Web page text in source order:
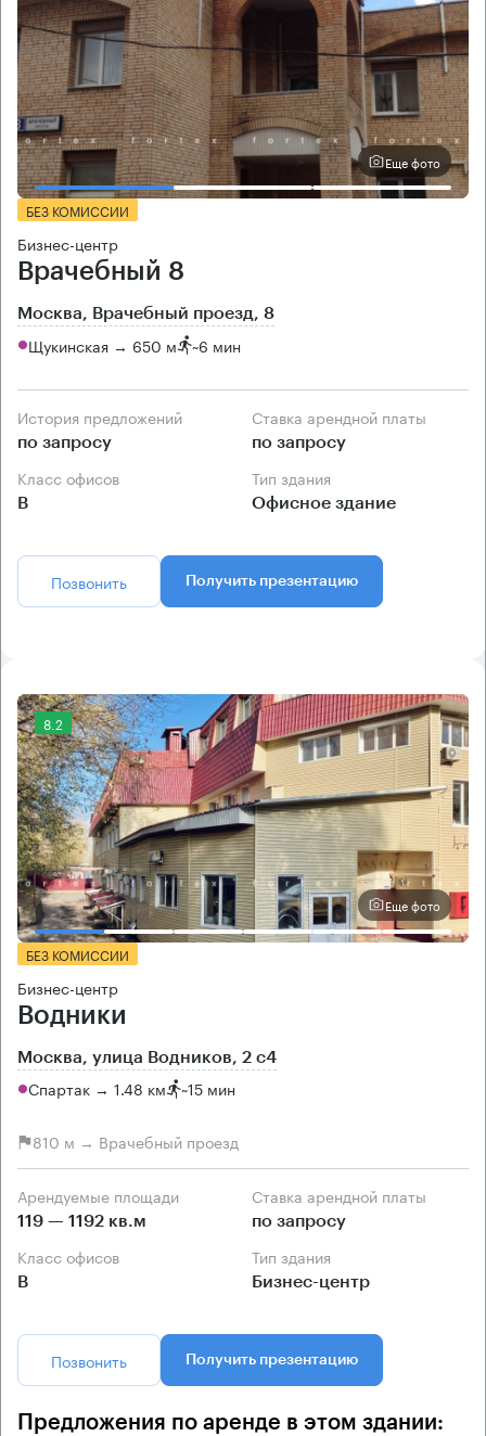
Еще фото
БЕЗ КОМИССИИ
Бизнес-центр
Врачебный 8
Москва, Врачебный проезд, 8
Щукинская → 650 м ~6 мин
История предложений
по запросу
Ставка арендной платы
по запросу
Класс офисов
B
Тип здания
Офисное здание
Позвонить Получить презентацию
8.2
Еще фото
БЕЗ КОМИССИИ
Бизнес-центр
Водники
Москва, улица Водников, 2 с4
Спартак → 1.48 км ~15 мин
810 м → Врачебный проезд
Арендуемые площади
119 — 1192 кв.м
Ставка арендной платы
по запросу
Класс офисов
B
Тип здания
Бизнес-центр
Позвонить Получить презентацию
Предложения по аренде в этом здании: